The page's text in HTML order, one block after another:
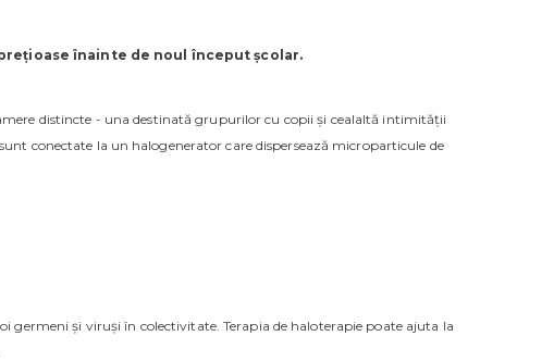
înainte de noul început școlar.
distincte - una destinată grupurilor cu copii și cealaltă intimității
conectate la un halogenerator care dispersează microparticule de
germeni și viruși în colectivitate. Terapia de haloterapie poate ajuta la